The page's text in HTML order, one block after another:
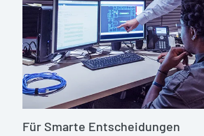
Für Smarte Entscheidungen